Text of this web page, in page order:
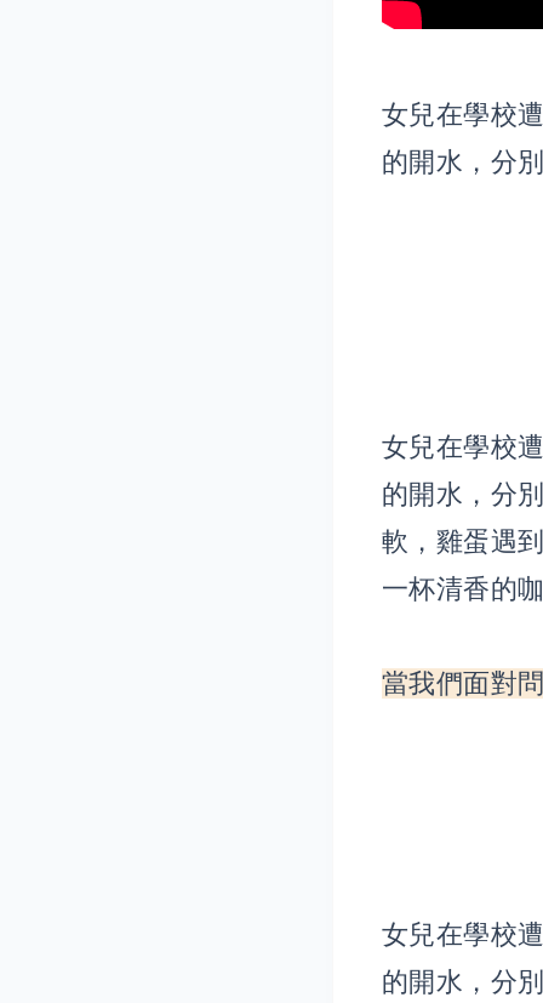
女兒在學校
的開水，分
女兒在學校
的開水，分
軟，雞蛋遇
一杯清香的
當我們面對
女兒在學校
的開水，分